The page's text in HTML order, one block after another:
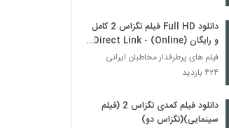
دانلود Full HD فیلم تگزاس 2 کامل
و رایگان (Online) - Direct Link
Texas 2
فیلم های پرطرفدار مخاطبان ایرانی
۴۲۴ بازدید
دانلود فیلم کمدی تگزاس 2 (فیلم
سینمایی)(تگزاس دو)